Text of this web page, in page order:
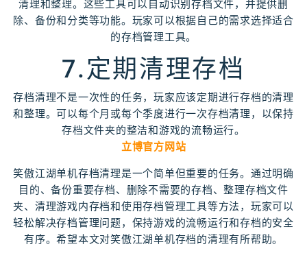
清理和整理。这些工具可以自动识别存档文件，并提供删
除、备份和分类等功能。玩家可以根据自己的需求选择适合
的存档管理工具。
7.定期清理存档
存档清理不是一次性的任务，玩家应该定期进行存档的清理
和整理。可以每个月或每个季度进行一次存档清理，以保持
存档文件夹的整洁和游戏的流畅运行。
立博官方网站
笑傲江湖单机存档清理是一个简单但重要的任务。通过明确
目的、备份重要存档、删除不需要的存档、整理存档文件
夹、清理游戏内存档和使用存档管理工具等方法，玩家可以
轻松解决存档管理问题，保持游戏的流畅运行和存档的安全
有序。希望本文对笑傲江湖单机存档的清理有所帮助。